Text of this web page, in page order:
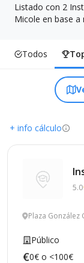
Listado con 2
Micole en base
Todos
+ info cálculo
5.0
Plaza González
Público
0€ o <100€